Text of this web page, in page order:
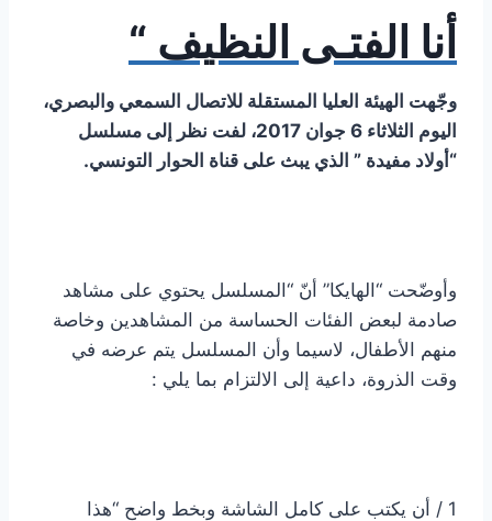
أنا الفتـى النظيف “
وجّهت الهيئة العليا المستقلة للاتصال السمعي والبصري،
اليوم الثلاثاء 6 جوان 2017، لفت نظر إلى مسلسل
“أولاد مفيدة ” الذي يبث على قناة الحوار التونسي.
وأوضّحت “الهايكا” أنّ “المسلسل يحتوي على مشاهد
صادمة لبعض الفئات الحساسة من المشاهدين وخاصة
منهم الأطفال، لاسيما وأن المسلسل يتم عرضه في
وقت الذروة، داعية إلى الالتزام بما يلي :
1 / أن يكتب على كامل الشاشة وبخط واضح “هذا